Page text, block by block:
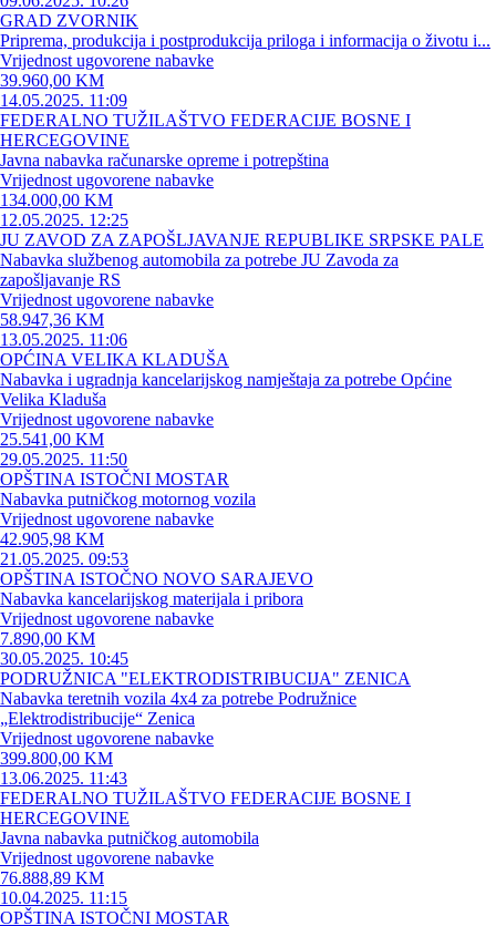
GRAD ZVORNIK
Priprema, produkcija i postprodukcija priloga i informacija o životu i...
Vrijednost ugovorene nabavke
39.960,00 KM
14.05.2025. 11:09
FEDERALNO TUŽILAŠTVO FEDERACIJE BOSNE I
HERCEGOVINE
Javna nabavka računarske opreme i potrepština
Vrijednost ugovorene nabavke
134.000,00 KM
12.05.2025. 12:25
JU ZAVOD ZA ZAPOŠLJAVANJE REPUBLIKE SRPSKE PALE
Nabavka službenog automobila za potrebe JU Zavoda za
zapošljavanje RS
Vrijednost ugovorene nabavke
58.947,36 KM
13.05.2025. 11:06
OPĆINA VELIKA KLADUŠA
Nabavka i ugradnja kancelarijskog namještaja za potrebe Općine
Velika Kladuša
Vrijednost ugovorene nabavke
25.541,00 KM
29.05.2025. 11:50
OPŠTINA ISTOČNI MOSTAR
Nabavka putničkog motornog vozila
Vrijednost ugovorene nabavke
42.905,98 KM
21.05.2025. 09:53
OPŠTINA ISTOČNO NOVO SARAJEVO
Nabavka kancelarijskog materijala i pribora
Vrijednost ugovorene nabavke
7.890,00 KM
30.05.2025. 10:45
PODRUŽNICA "ELEKTRODISTRIBUCIJA" ZENICA
Nabavka teretnih vozila 4x4 za potrebe Podružnice
„Elektrodistribucije“ Zenica
Vrijednost ugovorene nabavke
399.800,00 KM
13.06.2025. 11:43
FEDERALNO TUŽILAŠTVO FEDERACIJE BOSNE I
HERCEGOVINE
Javna nabavka putničkog automobila
Vrijednost ugovorene nabavke
76.888,89 KM
10.04.2025. 11:15
OPŠTINA ISTOČNI MOSTAR